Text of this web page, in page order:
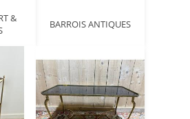
&
BARROIS ANTIQUES